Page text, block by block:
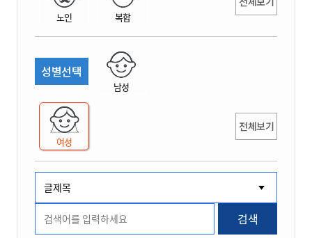
노인 복합
성별선택
남성
여성
전체보기
검색